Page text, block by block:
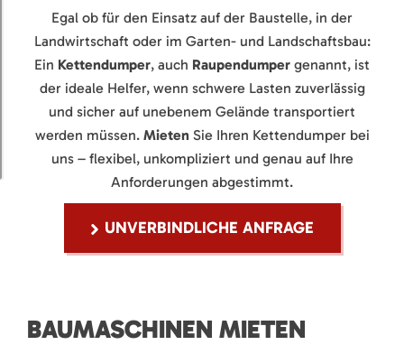
Egal ob für den Einsatz auf der Baustelle, in der
Landwirtschaft oder im Garten- und Landschaftsbau:
Ein Kettendumper, auch Raupendumper genannt, ist
der ideale Helfer, wenn schwere Lasten zuverlässig
und sicher auf unebenem Gelände transportiert
werden müssen. MietenSie Ihren Kettendumper bei
uns – flexibel, unkompliziert und genau auf Ihre
Anforderungen abgestimmt.
UNVERBINDLICHE ANFRAGE
BAUMASCHINEN MIETEN